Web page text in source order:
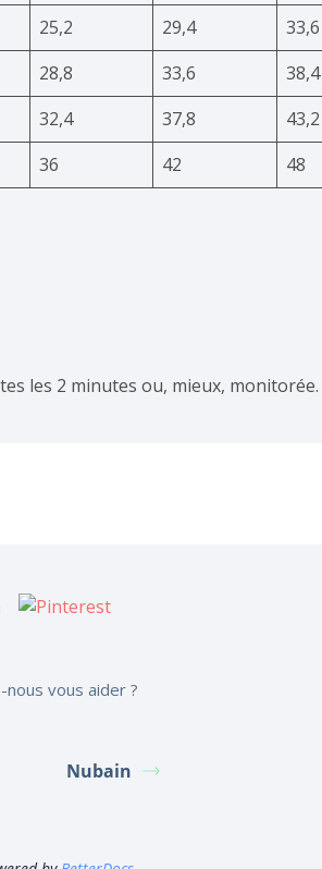
25,2 29,4 33,6
28,8 33,6 38,4
32,4 37,8 43,2
36 42 48
les 2 minutes ou, mieux, monitorée.
vous aider ?
Nubain